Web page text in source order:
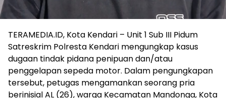
TERAMEDIA.ID, Kota Kendari – Unit 1 Sub III Pidum
Satreskrim Polresta Kendari mengungkap kasus
dugaan tindak pidana penipuan dan/atau
penggelapan sepeda motor. Dalam pengungkapan
tersebut, petugas mengamankan seorang pria
berinisial AL (26), warga Kecamatan Mandonga, Kota